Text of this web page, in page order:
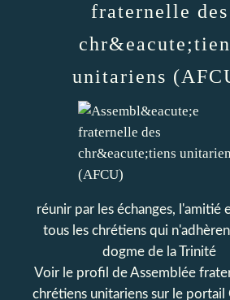
fraternelle des
unitariens
réunir par les échanges, l'amitié
tous les chrétiens qui
dogme de la Trinité
Voir le profil deAssemblée
chrétiens unitariens sur le portail